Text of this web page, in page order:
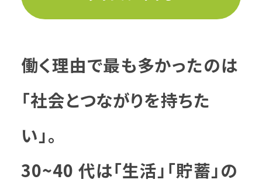
働く理由で最も多かったのは
「社会とつながりを持ちた
い」。
30~40 代は「生活」「貯蓄」の